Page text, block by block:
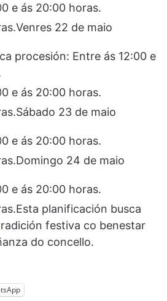
e ás 20:00 horas.
22 de maio
procesión: Entre ás 12:00 e
e ás 20:00 horas.
23 de maio
e ás 20:00 horas.
24 de maio
e ás 20:00 horas.
planificación busca
festiva co benestar
do concello.